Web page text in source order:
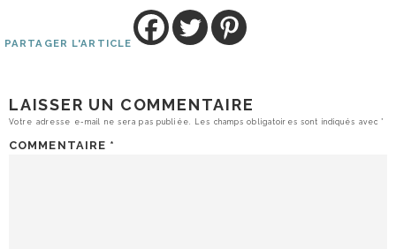
PARTAGER L'ARTICLE
LAISSER UN COMMENTAIRE
Votre adresse e-mail ne sera pas publiée. Les champs obligatoires sont indiqués avec*
COMMENTAIRE *